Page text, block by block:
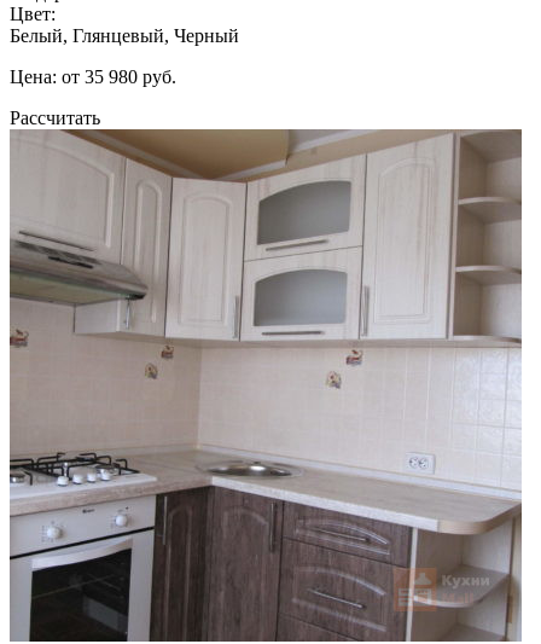
Цвет:
Белый, Глянцевый, Черный
Цена: от 35 980 руб.
Рассчитать